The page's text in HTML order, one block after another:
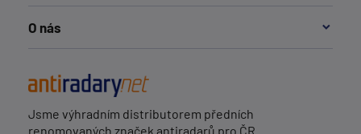
O nás
Jsme výhradním distributorem předních
renomovaných značek antiradarů pro ČR.